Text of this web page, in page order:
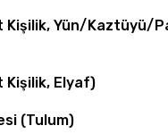
Kişilik, Yün/Kaztüyü/
Kişilik, Elyaf)
(Tulum)